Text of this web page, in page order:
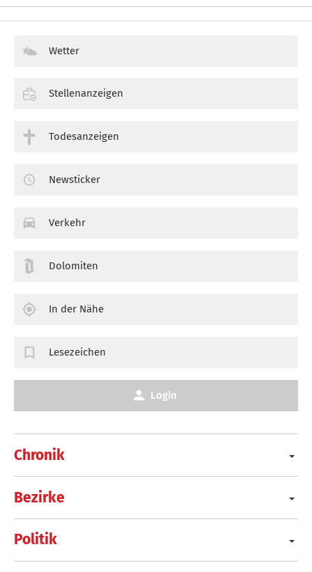
Chronik
Bezirke
Politik
Wetter
Stellenanzeigen
Todesanzeigen
Newsticker
Verkehr
Dolomiten
In der Nähe
Lesezeichen
Login